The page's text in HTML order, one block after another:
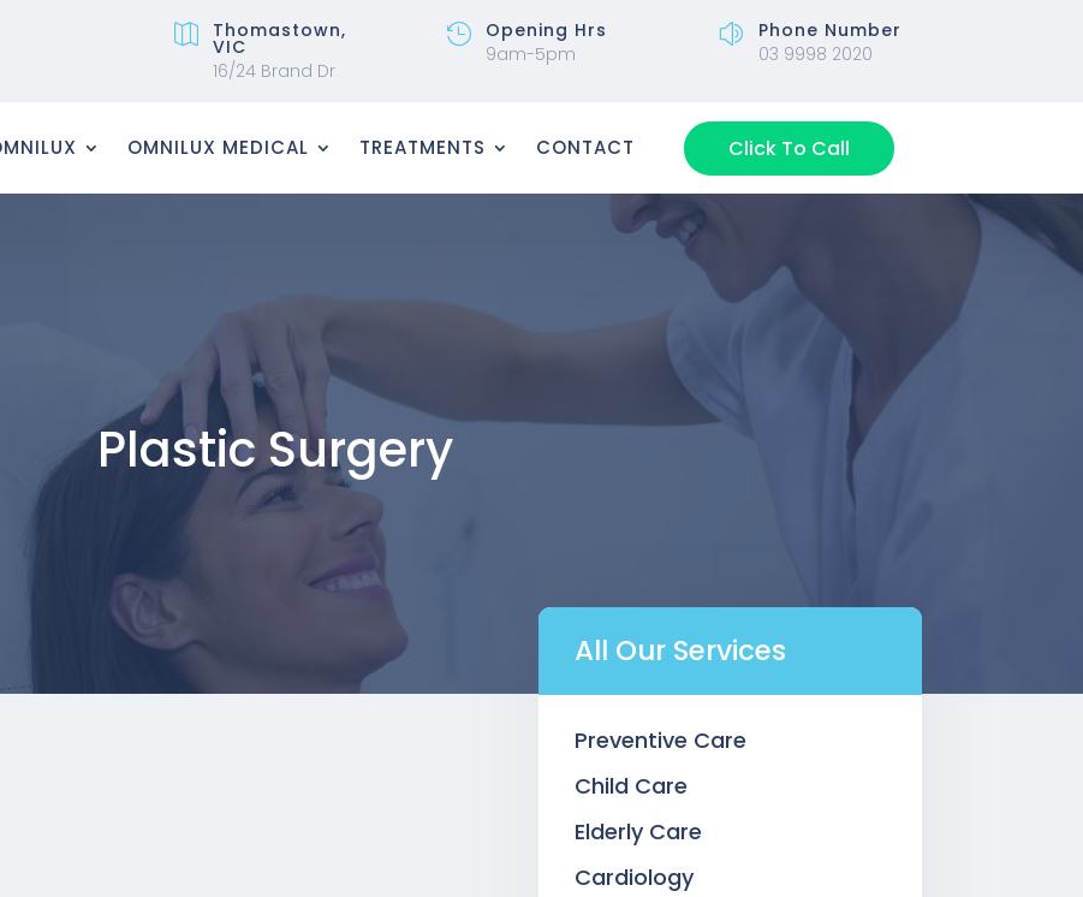
 Thomastown,
VIC
16/24 Brand Dr

Opening Hrs
9am-5pm
z
Phone Number
03 9998 2020
OMNILUX MEDICAL TREATMENTS CONTACT Click To Call
Plastic Surgery
All Our Services
Preventive Care
Child Care
Elderly Care
Cardiology